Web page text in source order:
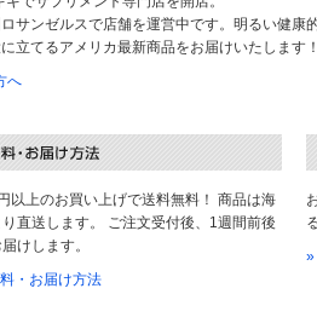
サンゼルスで店舗を運営中です。明るい健康
立てるアメリカ最新商品をお届けいたします！
へ
以上のお買い上げで送料無料！ 商品は海
直送します。 ご注文受付後、1週間前後
けします。
・お届け方法
»